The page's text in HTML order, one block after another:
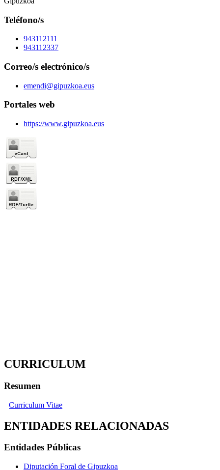
Teléfono/s
943112111
943112337
Correo/s electrónico/s
emendi@gipuzkoa.eus
Portales web
https://www.gipuzkoa.eus
CURRICULUM
Resumen
Curriculum Vitae
ENTIDADES RELACIONADAS
Entidades Públicas
Diputación Foral de Gipuzkoa